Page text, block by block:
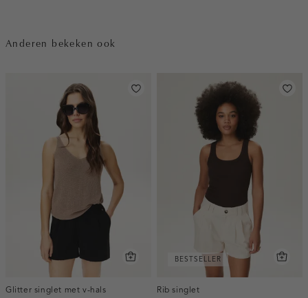
Anderen bekeken ook
Glitter singlet met v-hals
BESTSELLER
Rib singlet